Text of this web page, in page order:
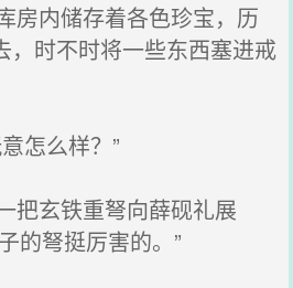
房内储存着各色珍宝，历
，时不时将一些东西塞进戒
怎么样？”
把玄铁重弩向薛砚礼展
的弩挺厉害的。”